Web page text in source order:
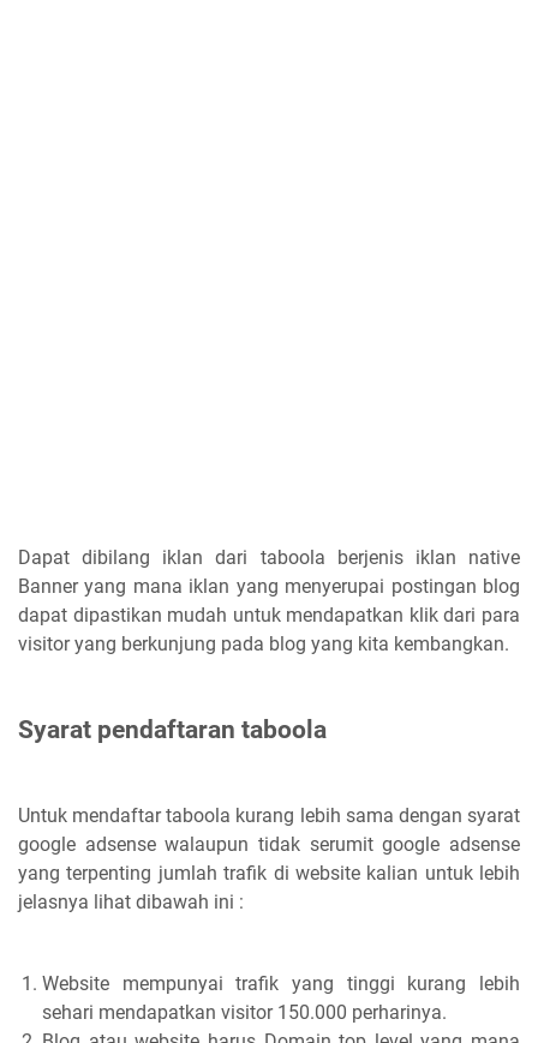
Dapat dibilang iklan dari taboola berjenis iklan native
Banner yang mana iklan yang menyerupai postingan blog
dapat dipastikan mudah untuk mendapatkan klik dari para
visitor yang berkunjung pada blog yang kita kembangkan.
Syarat pendaftaran taboola
Untuk mendaftar taboola kurang lebih sama dengan syarat
google adsense walaupun tidak serumit google adsense
yang terpenting jumlah trafik di website kalian untuk lebih
jelasnya lihat dibawah ini :
Website mempunyai trafik yang tinggi kurang lebih
sehari mendapatkan visitor 150.000 perharinya.